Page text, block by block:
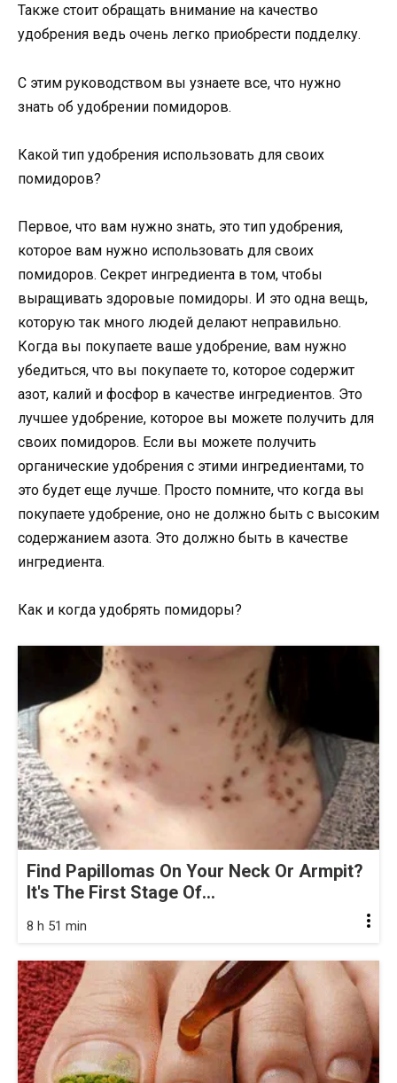
Также стоит обращать внимание на качество
удобрения ведь очень легко приобрести подделку.
С этим руководством вы узнаете все, что нужно
знать об удобрении помидоров.
Какой тип удобрения использовать для своих
помидоров?
Первое, что вам нужно знать, это тип удобрения,
которое вам нужно использовать для своих
помидоров. Секрет ингредиента в том, чтобы
выращивать здоровые помидоры. И это одна вещь,
которую так много людей делают неправильно.
Когда вы покупаете ваше удобрение, вам нужно
убедиться, что вы покупаете то, которое содержит
азот, калий и фосфор в качестве ингредиентов. Это
лучшее удобрение, которое вы можете получить для
своих помидоров. Если вы можете получить
органические удобрения с этими ингредиентами, то
это будет еще лучше. Просто помните, что когда вы
покупаете удобрение, оно не должно быть с высоким
содержанием азота. Это должно быть в качестве
ингредиента.
Как и когда удобрять помидоры?
Find Papillomas On Your Neck Or Armpit?
It's The First Stage Of...
8 h 51 min